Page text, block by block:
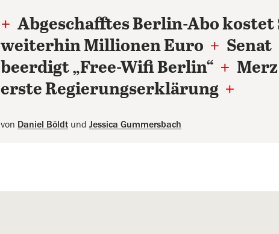
+ Abgeschafftes Berlin-Abo kostet
weiterhin Millionen Euro + Senat
beerdigt „Free-Wifi Berlin“ +
erste Regierungserklärung +
von Daniel Böldt und Jessica Gummersbach